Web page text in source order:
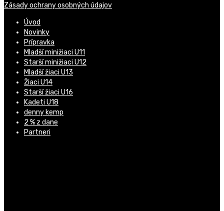
Zásady ochrany osobných údajov
Úvod
Novinky
Prípravka
Mladší minižiaci U11
Starší minižiaci U12
Mladší žiaci U13
Žiaci U14
Starší žiaci U16
Kadeti U18
denny kemp
2 % z dane
Partneri